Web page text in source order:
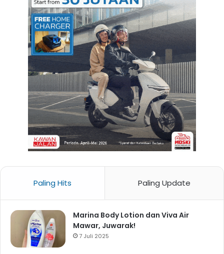
Paling Hits Paling Update
Marina Body Lotion dan Viva Air
Mawar, Juwarak!
7 Juli 2025